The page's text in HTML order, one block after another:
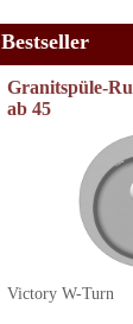
Bestseller
Granitspüle-
ab 45
Victory W-Turn